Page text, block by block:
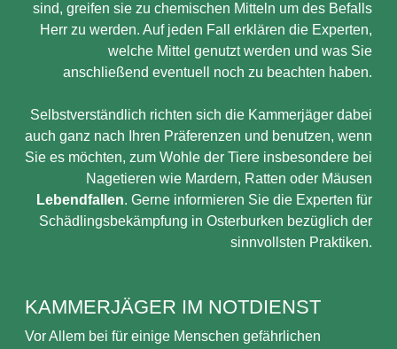
sind, greifen sie zu chemischen Mitteln um des Befalls
Herr zu werden. Auf jeden Fall erklären die Experten,
welche Mittel genutzt werden und was Sie
anschließend eventuell noch zu beachten haben.
Selbstverständlich richten sich die Kammerjäger dabei
auch ganz nach Ihren Präferenzen und benutzen, wenn
Sie es möchten, zum Wohle der Tiere insbesondere bei
Nagetieren wie Mardern, Ratten oder Mäusen
Lebendfallen. Gerne informieren Sie die Experten für
Schädlingsbekämpfung in Osterburken bezüglich der
sinnvollsten Praktiken.
KAMMERJÄGER IM NOTDIENST
Vor Allem bei für einige Menschen gefährlichen